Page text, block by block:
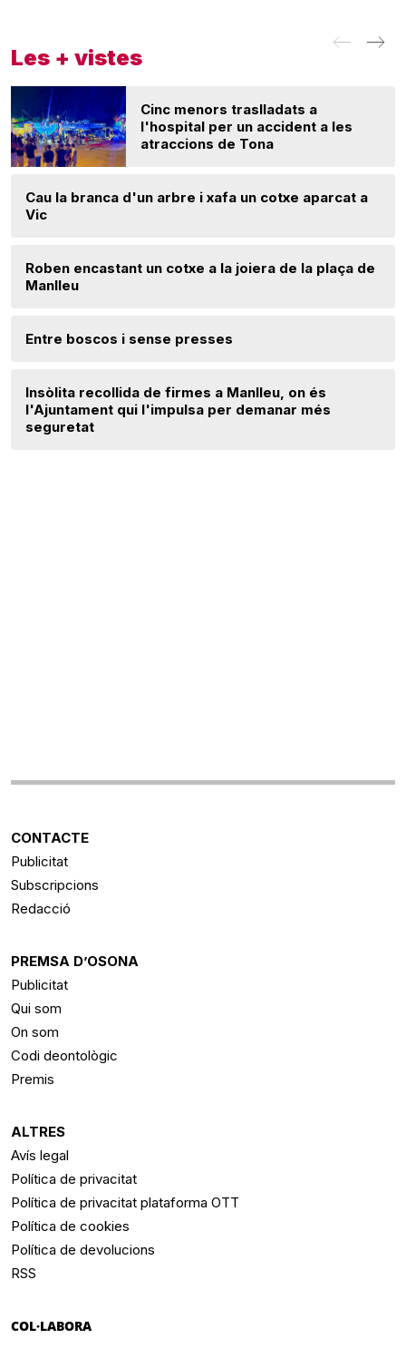
Les + vistes
Cinc menors traslladats a
l'hospital per un accident a les
atraccions de Tona
Cau la branca d'un arbre i xafa un cotxe aparcat a
Vic
Roben encastant un cotxe a la joiera de la plaça de
Manlleu
Entre boscos i sense presses
Insòlita recollida de firmes a Manlleu, on és
l'Ajuntament qui l'impulsa per demanar més
seguretat
CONTACTE
Publicitat
Subscripcions
Redacció
PREMSA D’OSONA
Publicitat
Qui som
On som
Codi deontològic
Premis
ALTRES
Avís legal
Política de privacitat
Política de privacitat plataforma OTT
Política de cookies
Política de devolucions
RSS
COL·LABORA